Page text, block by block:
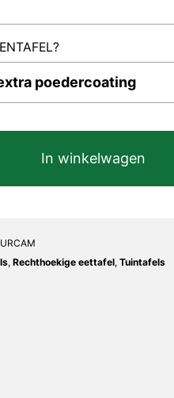
In winkelwagen
, Rechthoekige eettafel, Tuintafels